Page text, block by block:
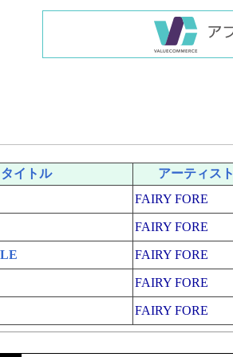
タイトル
アーティスト
FAIRY FORE
FAIRY FORE
FAIRY FORE
FAIRY FORE
FAIRY FORE